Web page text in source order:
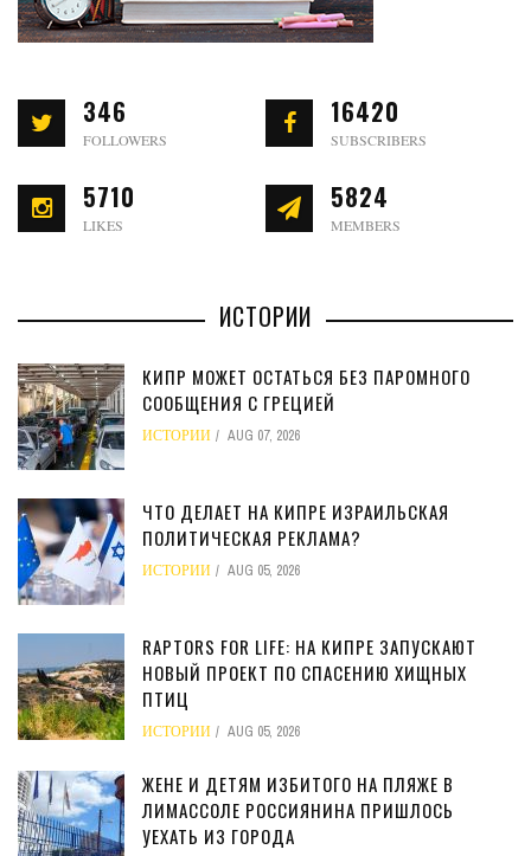
346
FOLLOWERS
16420
SUBSCRIBERS
5710
LIKES
5824
MEMBERS
ИСТОРИИ
КИПР МОЖЕТ ОСТАТЬСЯ БЕЗ ПАРОМНОГО
СООБЩЕНИЯ С ГРЕЦИЕЙ
ИСТОРИИ AUG 07, 2026
ЧТО ДЕЛАЕТ НА КИПРЕ ИЗРАИЛЬСКАЯ
ПОЛИТИЧЕСКАЯ РЕКЛАМА?
ИСТОРИИ AUG 05, 2026
RAPTORS FOR LIFE: НА КИПРЕ ЗАПУСКАЮТ
НОВЫЙ ПРОЕКТ ПО СПАСЕНИЮ ХИЩНЫХ
ПТИЦ
ИСТОРИИ AUG 05, 2026
ЖЕНЕ И ДЕТЯМ ИЗБИТОГО НА ПЛЯЖЕ В
ЛИМАССОЛЕ РОССИЯНИНА ПРИШЛОСЬ
УЕХАТЬ ИЗ ГОРОДА